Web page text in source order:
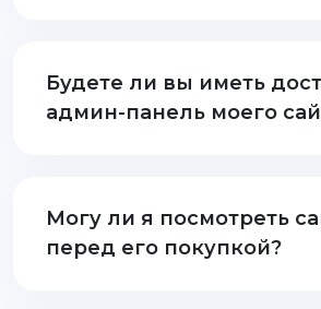
Будете ли вы иметь
админ-панель моего
Могу ли я посмотреть
перед его покупкой?